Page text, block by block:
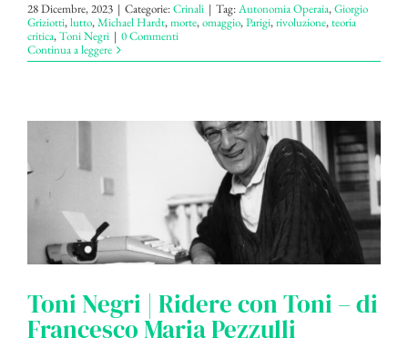
28 Dicembre, 2023 | Categorie:Crinali | Tag:Autonomia Operaia,Giorgio
Griziotti,lutto,Michael Hardt,morte,omaggio,Parigi,rivoluzione,teoria
critica,Toni Negri | 0 Commenti
Continua a leggere
Toni Negri | Ridere con Toni – di
Francesco Maria Pezzulli